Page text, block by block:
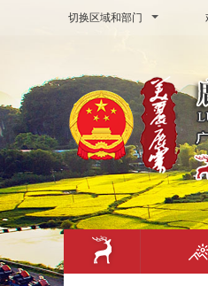
切换区域和部门